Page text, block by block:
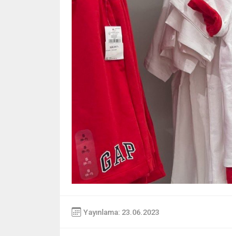
Yayınlama: 23.06.2023